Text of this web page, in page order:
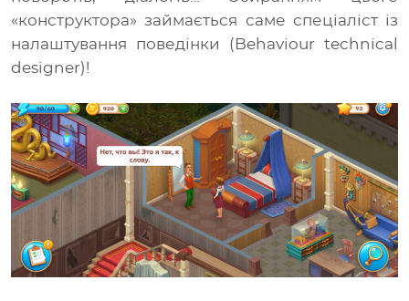
«конструктора» займається саме спеціаліст із
налаштування поведінки (Behaviour technical
designer)!